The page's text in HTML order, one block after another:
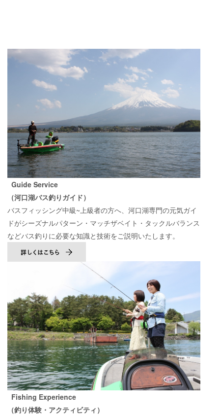
Guide Service
（河口湖バス釣りガイド）
バスフィッシング中級~上級者の方へ、河口湖専門の元気ガイ
ドがシーズナルパターン・マッチザベイト・タックルバランス
などバス釣りに必要な知識と技術をご説明いたします。
Fishing Experience
（釣り体験・アクティビティ）